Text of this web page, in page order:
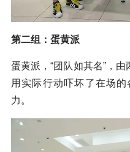
第二组：蛋黄派
蛋黄派，“团队如其名”，
用实际行动吓坏了在场
力。